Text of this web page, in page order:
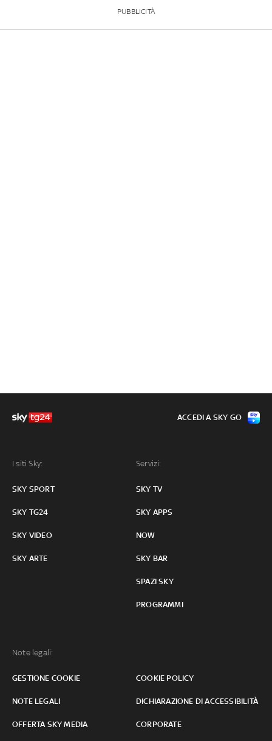
PUBBLICITÀ
I siti Sky:
SKY SPORT
SKY TG24
SKY VIDEO
SKY ARTE
Servizi:
SKY TV
SKY APPS
NOW
SKY BAR
SPAZI SKY
PROGRAMMI
Note legali:
GESTIONE COOKIE COOKIE POLICY
NOTE LEGALI DICHIARAZIONE DI ACCESSIBILITÀ
OFFERTA SKY MEDIA CORPORATE
ACCEDI A SKY GO